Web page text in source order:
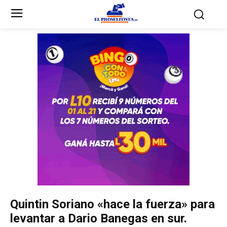
Partidos Políticos
Partido Liberal
Unificación Democrática
Anticorrupción
Partidos Políticos
Partido Liberal
Unificación Democrática
Anticorrupción
Quintin Soriano «hace la fuerza» para
levantar a Dario Banegas en sur.